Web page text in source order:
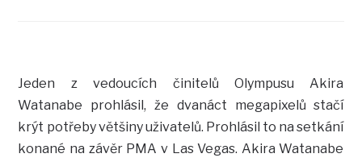
Jeden z vedoucích činitelů Olympusu Akira
Watanabe prohlásil, že dvanáct megapixelů stačí
krýt potřeby většiny uživatelů. Prohlásil to na setkání
konané na závěr PMA v Las Vegas. Akira Watanabe